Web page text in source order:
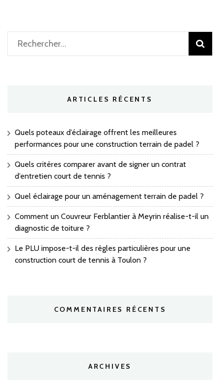
Rechercher :
ARTICLES RÉCENTS
Quels poteaux d’éclairage offrent les meilleures
performances pour une construction terrain de padel ?
Quels critères comparer avant de signer un contrat
d’entretien court de tennis ?
Quel éclairage pour un aménagement terrain de padel ?
Comment un Couvreur Ferblantier à Meyrin réalise-t-il un
diagnostic de toiture ?
Le PLU impose-t-il des règles particulières pour une
construction court de tennis à Toulon ?
COMMENTAIRES RÉCENTS
ARCHIVES